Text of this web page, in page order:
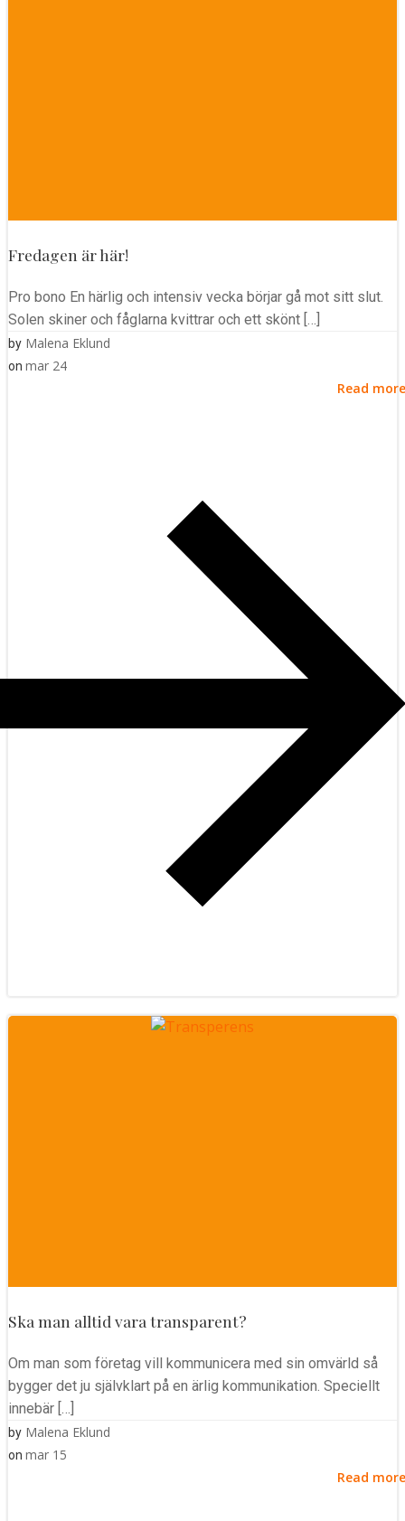
Fredagen är här!
Pro bono En härlig och intensiv vecka börjar gå mot sitt slut.
Solen skiner och fåglarna kvittrar och ett skönt […]
by Malena Eklund
on mar 24
Read more
Ska man alltid vara transparent?
Om man som företag vill kommunicera med sin omvärld så
bygger det ju självklart på en ärlig kommunikation. Speciellt
innebär […]
by Malena Eklund
on mar 15
Read more